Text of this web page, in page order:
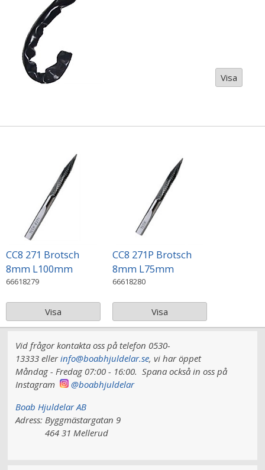
Visa
CC8 271 Brotsch
8mm L100mm
66618279
Visa
CC8 271P Brotsch
8mm L75mm
66618280
Visa
Vid frågor kontakta oss på telefon 0530-
13333 ellerinfo@boabhjuldelar.se, vi haröppet
Måndag - Fredag 07:00 - 16:00. Spana också in oss på
Instagram
@boabhjuldelar
Boab Hjuldelar AB
Adress: Byggmästargatan 9
464 31 Mellerud